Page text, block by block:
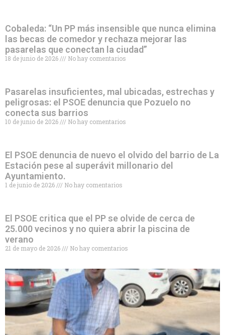
Cobaleda: “Un PP más insensible que nunca elimina
las becas de comedor y rechaza mejorar las
pasarelas que conectan la ciudad”
18 de junio de 2026 No hay comentarios
Pasarelas insuficientes, mal ubicadas, estrechas y
peligrosas: el PSOE denuncia que Pozuelo no
conecta sus barrios
10 de junio de 2026 No hay comentarios
El PSOE denuncia de nuevo el olvido del barrio de La
Estación pese al superávit millonario del
Ayuntamiento.
1 de junio de 2026 No hay comentarios
El PSOE critica que el PP se olvide de cerca de
25.000 vecinos y no quiera abrir la piscina de
verano
21 de mayo de 2026 No hay comentarios